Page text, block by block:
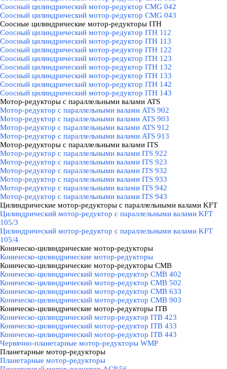
Соосный цилиндрический мотор-редуктор CMG 042
Соосный цилиндрический мотор-редуктор CMG 043
Соосные цилиндрические мотор-редукторы ITH
Соосный цилиндрический мотор-редуктор ITH 112
Соосный цилиндрический мотор-редуктор ITH 113
Соосный цилиндрический мотор-редуктор ITH 122
Соосный цилиндрический мотор-редуктор ITH 123
Соосный цилиндрический мотор-редуктор ITH 132
Соосный цилиндрический мотор-редуктор ITH 133
Соосный цилиндрический мотор-редуктор ITH 142
Соосный цилиндрический мотор-редуктор ITH 143
Мотор-редукторы с параллельными валами ATS
Мотор-редуктор с параллельными валами ATS 902
Мотор-редуктор с параллельными валами ATS 903
Мотор-редуктор с параллельными валами ATS 912
Мотор-редуктор с параллельными валами ATS 913
Мотор-редукторы с параллельными валами ITS
Мотор-редуктор с параллельными валами ITS 922
Мотор-редуктор с параллельными валами ITS 923
Мотор-редуктор с параллельными валами ITS 932
Мотор-редуктор с параллельными валами ITS 933
Мотор-редуктор с параллельными валами ITS 942
Мотор-редуктор с параллельными валами ITS 943
Цилиндрические мотор-редукторы с параллельными валами KFT
Цилиндрический мотор-редуктор с параллельными валами KFT
105/3
Цилиндрический мотор-редуктор с параллельными валами KFT
105/4
Коническо-цилиндрические мотор-редукторы
Коническо-цилиндрические мотор-редукторы
Коническо-цилиндрические мотор-редукторы CMB
Коническо-цилиндрический мотор-редуктор CMB 402
Коническо-цилиндрический мотор-редуктор CMB 502
Коническо-цилиндрический мотор-редуктор CMB 633
Коническо-цилиндрический мотор-редуктор CMB 903
Коническо-цилиндрические мотор-редукторы ITB
Коническо-цилиндрический мотор-редуктор ITB 423
Коническо-цилиндрический мотор-редуктор ITB 433
Коническо-цилиндрический мотор-редуктор ITB 443
Червячно-планетарные мотор-редукторы WMP
Планетарные мотор-редукторы
Планетарные мотор-редукторы